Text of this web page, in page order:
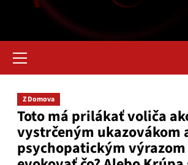
Menu
Z Domova
Toto má prilákať voliča
vystrčeným ukazovákom
psychopatickým